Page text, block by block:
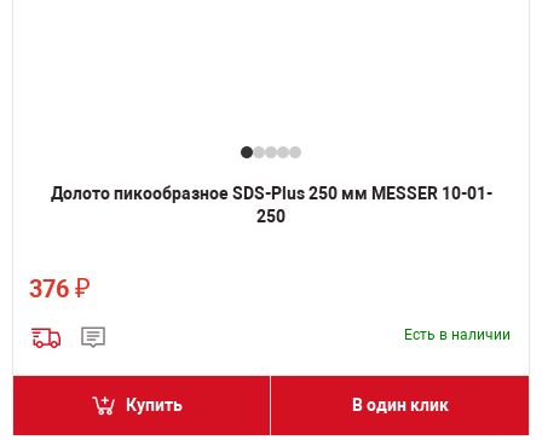
Долото пикообразное SDS-Plus 250 мм MESSER 10-01-
250
376 ₽
Есть в наличии
Купить В один клик